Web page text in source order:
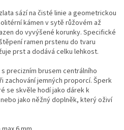
sází na čisté linie a geometrickou
kámen v sytě růžovém až
do vyvýšené korunky. Specifické
ramen prstenu do tvaru
prst a dodává celku lehkost.
precizním brusem centrálního
zachování jemných proporcí. Šperk
se skvěle hodí jako dárek k
jako něžný doplněk, který oživí